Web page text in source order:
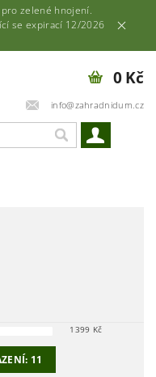
zelené hnojení.
se expirací 12/2026
info@zahradnidum.cz
0 Kč
1399 Kč
11